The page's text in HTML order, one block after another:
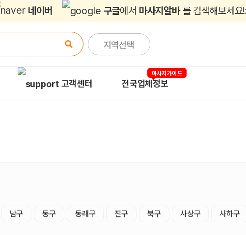
네이버 구글에서 마사지알바 를 검색해보세요!
지역선택
고객센터 전국업체정보
마사지가이드
남구 동구 동래구 진구 북구 사상구 사하구